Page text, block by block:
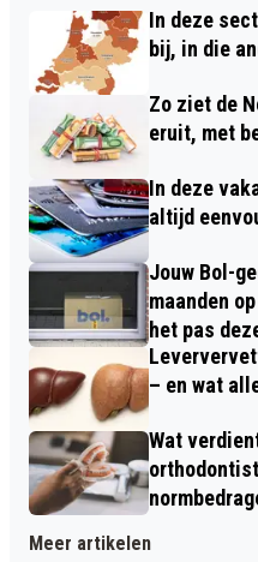
In deze
bij, in die
Zo ziet de
eruit, met
In deze
altijd
Jouw Bol-
maanden
het pas
– en wat
Wat
Meer artikelen